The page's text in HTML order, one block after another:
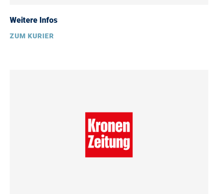
Weitere Infos
ZUM KURIER